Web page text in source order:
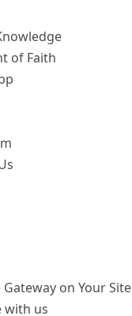
of Faith
Gateway on Your Site
with us